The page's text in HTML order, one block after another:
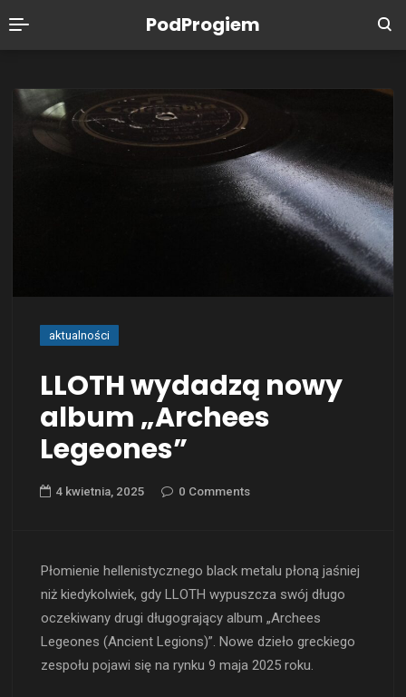
PodProgiem
aktualności
LLOTH wydadzą nowy
album „Archees
Legeones”
4 kwietnia, 2025 0 Comments
Płomienie hellenistycznego black metalu płoną jaśniej
niż kiedykolwiek, gdy LLOTH wypuszcza swój długo
oczekiwany drugi długogrający album „Archees
Legeones (Ancient Legions)”. Nowe dzieło greckiego
zespołu pojawi się na rynku 9 maja 2025 roku.